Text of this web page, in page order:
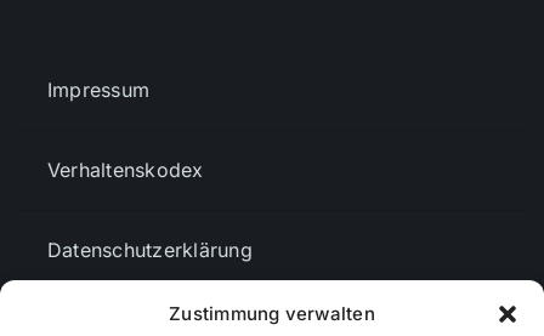
Zustimmung verwalten
Impressum
Verhaltenskodex
Datenschutzerklärung